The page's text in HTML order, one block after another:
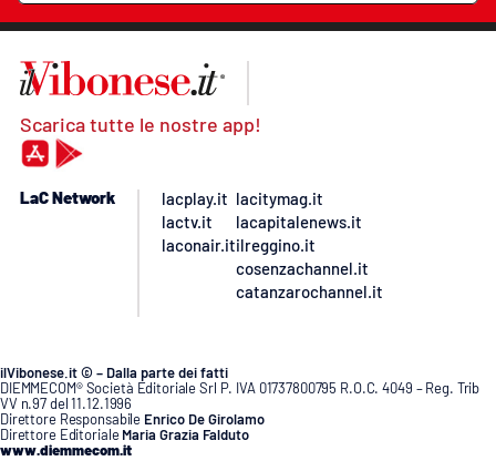
Scarica tutte le nostre app!
LaC Network
lacplay.it
lactv.it
laconair.it
lacitymag.it
lacapitalenews.it
ilreggino.it
cosenzachannel.it
catanzarochannel.it
ilVibonese.it © – Dalla parte dei fatti
DIEMMECOM® Società Editoriale Srl P. IVA 01737800795 R.O.C. 4049 – Reg. Trib
VV n.97 del 11.12.1996
Direttore Responsabile Enrico De Girolamo
Direttore Editoriale Maria Grazia Falduto
www.diemmecom.it